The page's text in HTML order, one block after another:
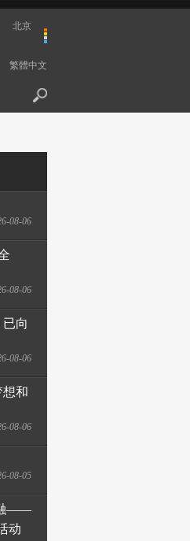
北京
繁體中文
08-06
08-06
向
08-06
想和
08-06
08-05
融——
动